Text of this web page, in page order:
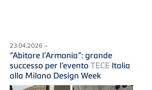
23.04.2026 –
“Abitare l’Armonia”: grande
successo per l’evento TECE Italia
alla Milano Design Week